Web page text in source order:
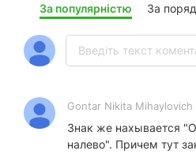
За популярністю За
Gontar Nikita Mihaylovich
Знак же нахывается
налево". Причем тут